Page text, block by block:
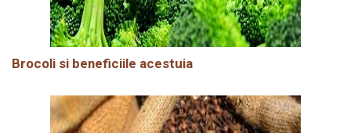
Brocoli si beneficiile acestuia